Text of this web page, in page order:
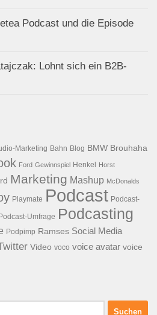
Podcast und die Episode
Lohnt sich ein B2B-
Marketing Bahn Blog BMW Brouhaha
Ford Gewinnspiel Henkel Horst
Marketing Mashup McDonalds
Playmate Podcast Podcast-
Podcast-Umfrage Podcasting
Podpimp Ramses Social Media
Video voco voice avatar voice